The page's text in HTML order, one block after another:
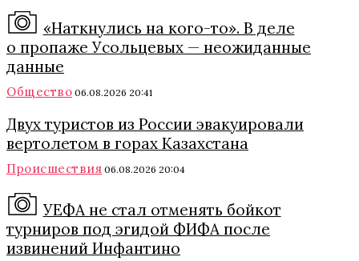
«Наткнулись на кого-то». В деле
о пропаже Усольцевых — неожиданные
данные
Общество 06.08.2026 20:41
Двух туристов из России эвакуировали
вертолетом в горах Казахстана
Происшествия 06.08.2026 20:04
УЕФА не стал отменять бойкот
турниров под эгидой ФИФА после
извинений Инфантино